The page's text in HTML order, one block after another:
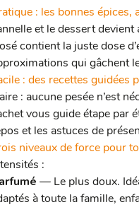
: les bonnes épices,
et le dessert devient
contient la juste dose
qui gâchent
: des recettes guidées
: aucune pesée n’est
vous guide étape par
et les astuces de
niveaux de force pour
:
— Le plus doux.
à toute la famille,